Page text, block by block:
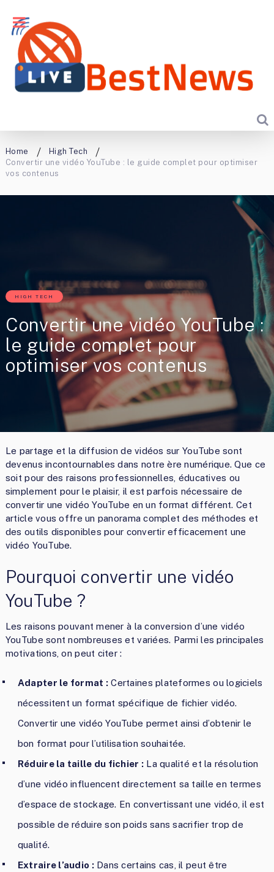
Home
High Tech
Convertir une vidéo YouTube : le guide complet pour optimiser
vos contenus
HIGH TECH
Convertir une vidéo YouTube :
le guide complet pour
optimiser vos contenus
Le partage et la diffusion de vidéos sur YouTube sont
devenus incontournables dans notre ère numérique. Que ce
soit pour des raisons professionnelles, éducatives ou
simplement pour le plaisir, il est parfois nécessaire de
convertir une vidéo YouTube en un format différent. Cet
article vous offre un panorama complet des méthodes et
des outils disponibles pour convertir efficacement une
vidéo YouTube.
Pourquoi convertir une vidéo
YouTube ?
Les raisons pouvant mener à la conversion d’une vidéo
YouTube sont nombreuses et variées. Parmi les principales
motivations, on peut citer :
Adapter le format : Certaines plateformes ou logiciels
nécessitent un format spécifique de fichier vidéo.
Convertir une vidéo YouTube permet ainsi d’obtenir le
bon format pour l’utilisation souhaitée.
Réduire la taille du fichier : La qualité et la résolution
d’une vidéo influencent directement sa taille en termes
d’espace de stockage. En convertissant une vidéo, il est
possible de réduire son poids sans sacrifier trop de
qualité.
Extraire l’audio :Dans certains cas, il peut être